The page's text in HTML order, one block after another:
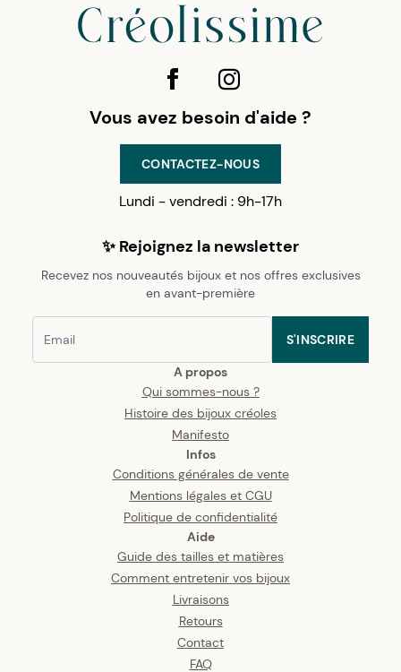
A propos
Qui sommes-nous ?
Histoire des bijoux créoles
Manifesto
Infos
Conditions générales de vente
Mentions légales et CGU
Politique de confidentialité
Aide
Guide des tailles et matières
Comment entretenir vos bijoux
Livraisons
Retours
Contact
FAQ
Vous avez besoin d'aide ?
CONTACTEZ-NOUS
Lundi - vendredi : 9h-17h
✨ Rejoignez la newsletter
Recevez nos nouveautés bijoux et nos offres exclusives
en avant-première
S'INSCRIRE